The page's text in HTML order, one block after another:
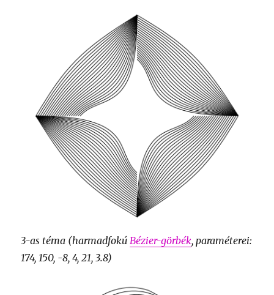
3-as téma (harmadfokúBézier-görbék, paraméterei:
174, 150, -8, 4, 21, 3.8)